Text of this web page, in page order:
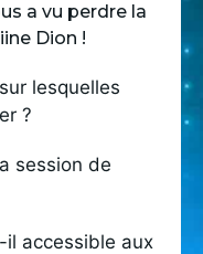
a vu perdre la
Dion !
lesquelles
?
session de
il accessible aux